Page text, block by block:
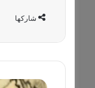
شاركها
و